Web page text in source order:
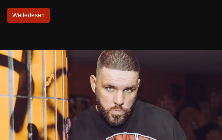
Weiterlesen